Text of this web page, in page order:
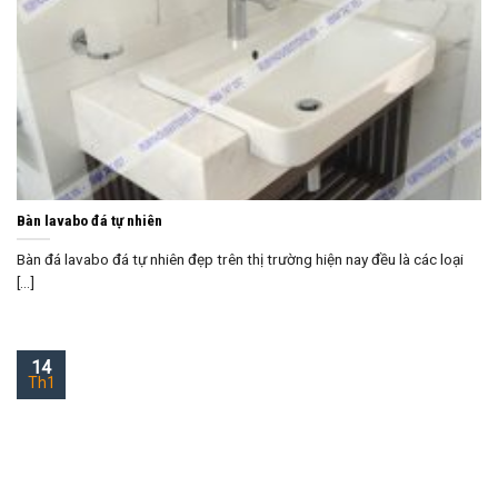
Bàn lavabo đá tự nhiên
Bàn đá lavabo đá tự nhiên đẹp trên thị trường hiện nay đều là các loại
[...]
14
Th1